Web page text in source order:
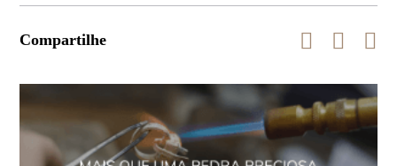
Compartilhe